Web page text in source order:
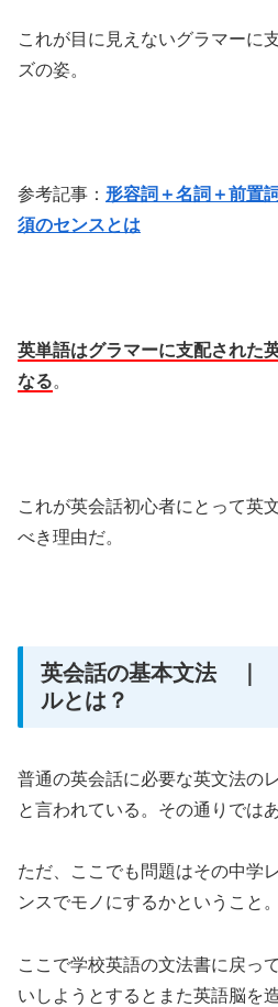
これが目に見えないグラマーに
ズの姿。
参考記事： 形容詞＋名詞＋前置
須のセンスとは
英単語はグラマーに支配された
なる。
これが英会話初心者にとって英
べき理由だ。
英会話の基本文法 ｜
ルとは？
普通の英会話に必要な英文法の
と言われている。その通りではあ
ただ、ここでも問題はその中学
ンスでモノにするかということ。
ここで学校英語の文法書に戻っ
いしようとするとまた英語脳を